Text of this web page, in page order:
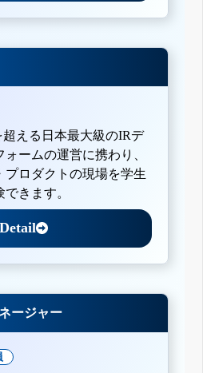
超える日本最大級のIRデ
ームの運営に携わり、
プロダクトの現場を学生
きます。
Detail
ージャー